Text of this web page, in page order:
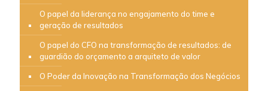
O papel da liderança no engajamento do time e
geração de resultados
O papel do CFO na transformação de resultados: de
guardião do orçamento a arquiteto de valor
O Poder da Inovação na Transformação dos Negócios